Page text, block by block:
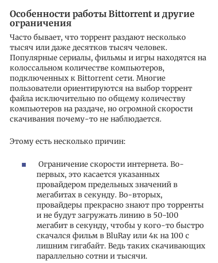
Особенности работы Bittorrent и другие
ограничения
Часто бывает, что торрент раздают несколько
тысяч или даже десятков тысяч человек.
Популярные сериалы, фильмы и игры находятся на
колоссальном количестве компьютеров,
подключенных к Bittorrent сети. Многие
пользователи ориентируются на выбор торрент
файла исключительно по общему количеству
компьютеров на раздаче, но огромной скорости
скачивания почему-то не наблюдается.
Этому есть несколько причин:
Ограничение скорости интернета. Во-
первых, это касается указанных
провайдером предельных значений в
мегабитах в секунду. Во-вторых,
провайдеры прекрасно знают про торренты
и не будут загружать линию в 50−100
мегабит в секунду, чтобы у кого-то быстро
скачался фильм в BluRay или 4к на 100 с
лишним гигабайт. Ведь таких скачивающих
параллельно сотни и тысячи.